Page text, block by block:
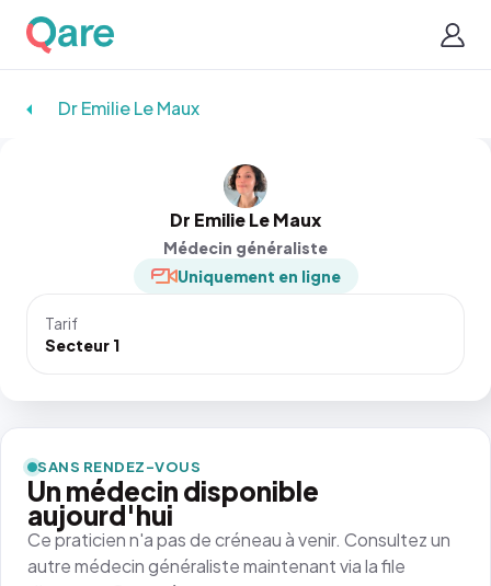
Dr Emilie Le Maux
Dr Emilie Le Maux
Médecin généraliste
Uniquement en ligne
Tarif
Secteur 1
SANS RENDEZ-VOUS
Un médecin disponible
aujourd'hui
Ce praticien n'a pas de créneau à venir. Consultez un
autre médecin généraliste maintenant via la file